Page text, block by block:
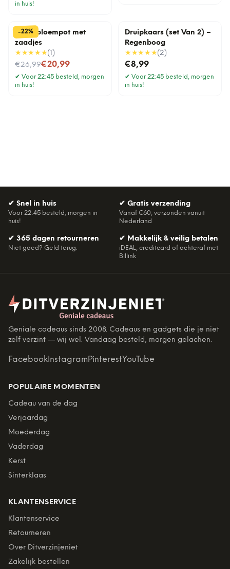
in huis!
-22%
Lama bloempot met
zaadjes
★★★★★( 1 )
€26,99
Nu voor€20,99
✔ Voor 22:45 besteld, morgen
in huis!
Druipkaars (set Van 2) –
Regenboog
★★★★★(2 )
€8,99
✔ Voor 22:45 besteld, morgen
in huis!
✔ Snel in huis
Voor 22:45 besteld, morgen in
huis!
✔ Gratis verzending
Vanaf €60, verzonden vanuit
Nederland
✔ 365 dagen retourneren
Niet goed? Geld terug.
✔ Makkelijk & veilig betalen
iDEAL, creditcard of achteraf met
Billink
Geniale cadeaus sinds 2008. Cadeaus en gadgets die je niet
zelf verzint — wij wel. Vandaag besteld, morgen gelachen.
Facebook InstagramPinterestYouTube
POPULAIRE MOMENTEN
Cadeau van de dag
Verjaardag
Moederdag
Vaderdag
Kerst
Sinterklaas
KLANTENSERVICE
Klantenservice
Retourneren
Over Ditverzinjeniet
Zakelijk bestellen